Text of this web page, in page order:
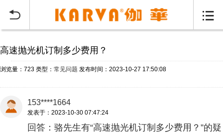
 
高速抛光机订制多少费用？
浏览量：723 类型： 常见问题 发布时间：2023-10-27 17:50:08
153****1664
发表于：2023-10-30 07:47:24
回答：骆先生有“高速抛光机订制多少费用？”的疑